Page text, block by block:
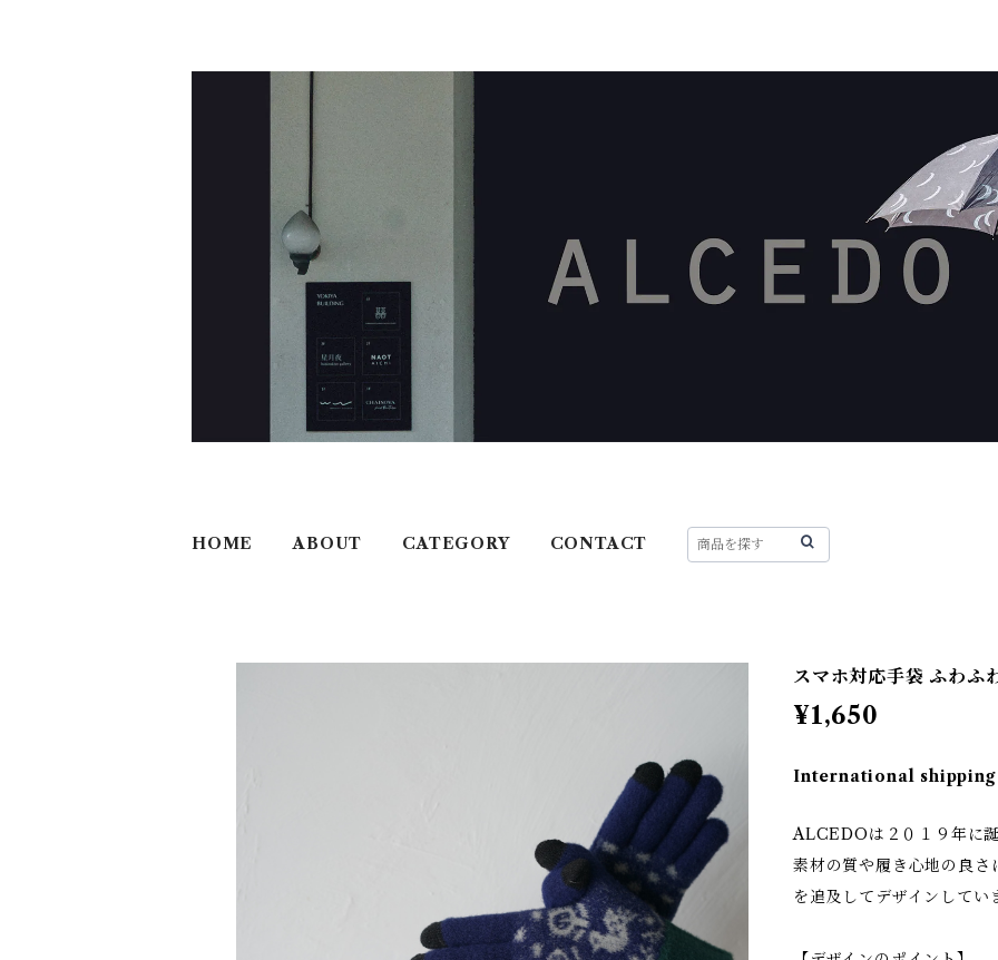
HOME ABOUT CATEGORY CONTACT
スマホ対応手袋 ふわ
¥1,650
International
ALCEDOは２０１９年に
素材の質や履き心地の良
を追及してデザインしてい